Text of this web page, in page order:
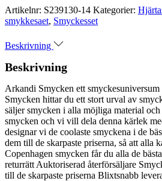
Artikelnr: S239130-14 Kategorier:
smykkesaet, Smyckesset
Beskrivning
Beskrivning
Arkandi Smycken ett
Smycken hittar du ett stort urval av
säljer smycken i alla möjliga material
smycken och vi vill dela denna kärlek
designar vi de coolaste smyckena i de
dem till de skarpaste priserna, så att alla
Copenhagen smycken får du alla de
returrätt Auktoriserad återförsäljare
till de skarpaste priserna Blixtsnabb